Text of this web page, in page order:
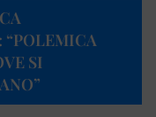
“POLEMICA
SI